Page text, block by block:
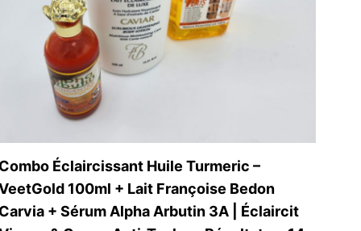
Combo Éclaircissant Huile Turmeric –
100ml + Lait Françoise Bedon
Carvia + Sérum Alpha Arbutin 3A | Éclaircit